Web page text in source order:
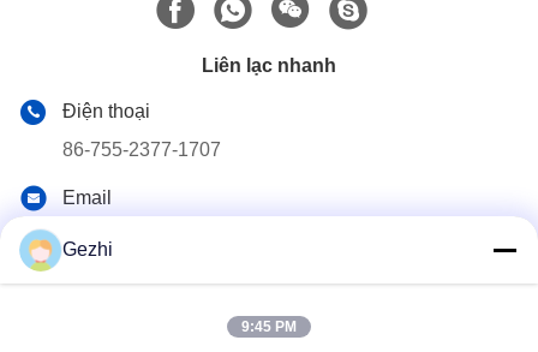
Liên lạc nhanh
Điện thoại
86-755-2377-1707
Email
FuCheng Street, Thâm Quyến, Trung Quốc 518110
Gezhi
9:45 PM